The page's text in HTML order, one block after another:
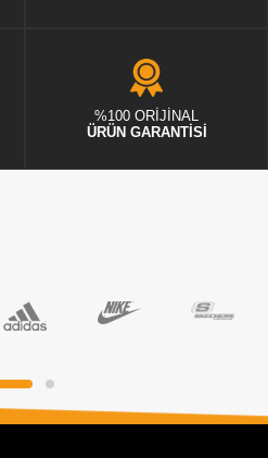
%100 ORİJİNAL
ÜRÜN GARANTİSİ